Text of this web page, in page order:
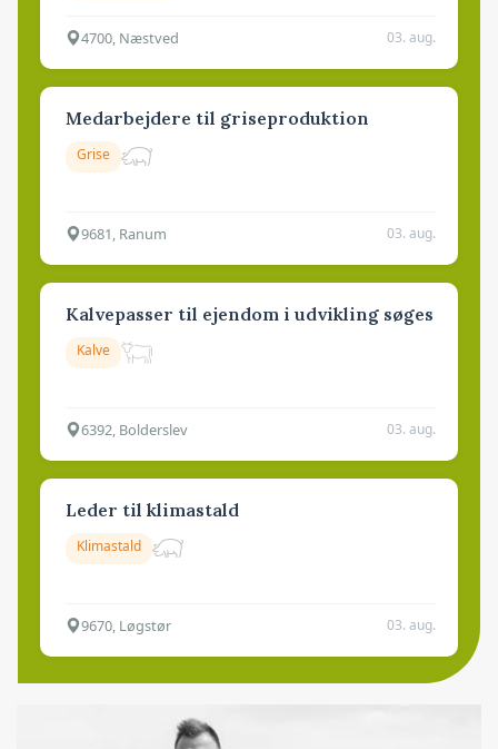
4700, Næstved 03. aug.
Medarbejdere til griseproduktion
Grise
9681, Ranum 03. aug.
Kalvepasser til ejendom i udvikling søges
Kalve
6392, Bolderslev 03. aug.
Leder til klimastald
Klimastald
9670, Løgstør 03. aug.